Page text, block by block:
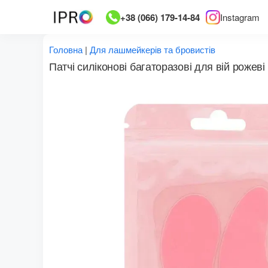
+38 (066) 179-14-84 Instagram
Головна | Для лашмейкерів та бровистів
Патчі силіконові багаторазові для вій рожеві